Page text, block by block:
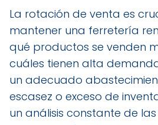
La rotación de venta es
mantener una ferretería
qué productos se venden
cuáles tienen alta
un adecuado
escasez o exceso de
un análisis constante de